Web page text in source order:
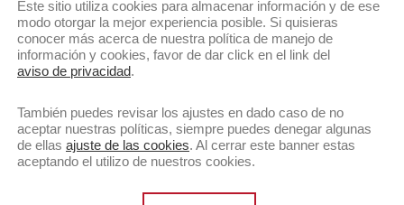
Este sitio utiliza cookies para almacenar información y de ese
modo otorgar la mejor experiencia posible. Si quisieras
conocer más acerca de nuestra política de manejo de
información y cookies, favor de dar click en el link del
aviso de privacidad.
También puedes revisar los ajustes en dado caso de no
aceptar nuestras políticas, siempre puedes denegar algunas
de ellas ajuste de las cookies. Al cerrar este banner estas
aceptando el utilizo de nuestros cookies.